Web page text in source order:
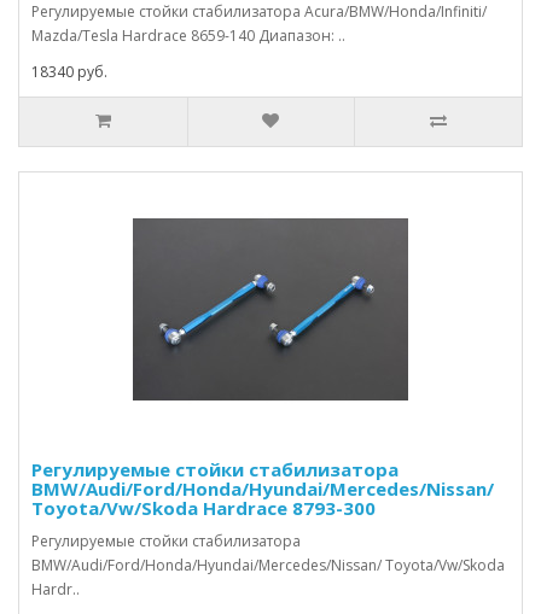
Регулируемые стойки стабилизатора Acura/BMW/Honda/Infiniti/
Mazda/Tesla Hardrace 8659-140 Диапазон: ..
18340 руб.
Регулируемые стойки стабилизатора
BMW/Audi/Ford/Honda/Hyundai/Mercedes/Nissan/
Toyota/Vw/Skoda Hardrace 8793-300
Регулируемые стойки стабилизатора
BMW/Audi/Ford/Honda/Hyundai/Mercedes/Nissan/ Toyota/Vw/Skoda
Hardr..